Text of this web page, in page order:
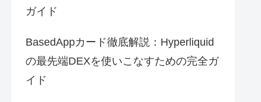
ガイド
BasedAppカード徹底解説：Hyperliquid
の最先端DEXを使いこなすための完全ガ
イド